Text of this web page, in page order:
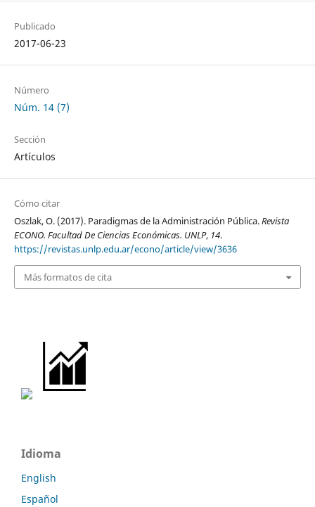
Publicado
2017-06-23
Número
Núm. 14 (7)
Sección
Artículos
Cómo citar
Oszlak, O. (2017). Paradigmas de la Administración Pública.Revista
ECONO. Facultad De Ciencias Económicas. UNLP, 14.
https://revistas.unlp.edu.ar/econo/article/view/3636
Más formatos de cita
Idioma
English
Español